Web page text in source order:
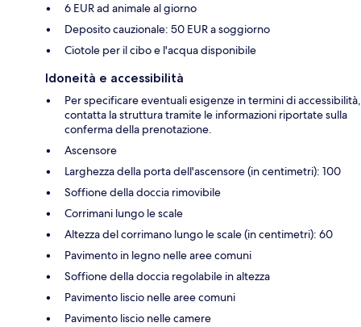
6 EUR ad animale al giorno
Deposito cauzionale: 50 EUR a soggiorno
Ciotole per il cibo e l'acqua disponibile
Idoneità e accessibilità
Per specificare eventuali esigenze in termini di accessibilità,
contatta la struttura tramite le informazioni riportate sulla
conferma della prenotazione.
Ascensore
Larghezza della porta dell'ascensore (in centimetri): 100
Soffione della doccia rimovibile
Corrimani lungo le scale
Altezza del corrimano lungo le scale (in centimetri): 60
Pavimento in legno nelle aree comuni
Soffione della doccia regolabile in altezza
Pavimento liscio nelle aree comuni
Pavimento liscio nelle camere